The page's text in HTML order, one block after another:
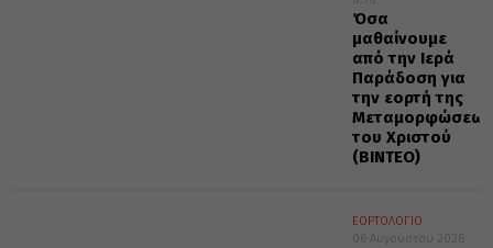
Όσα
μαθαίνουμε
από την Ιερά
Παράδοση για
την εορτή της
Μεταμορφώσεως
του Χριστού
(ΒΙΝΤΕΟ)
ΕΟΡΤΟΛΟΓΙΟ
06 Αυγούστου 2026